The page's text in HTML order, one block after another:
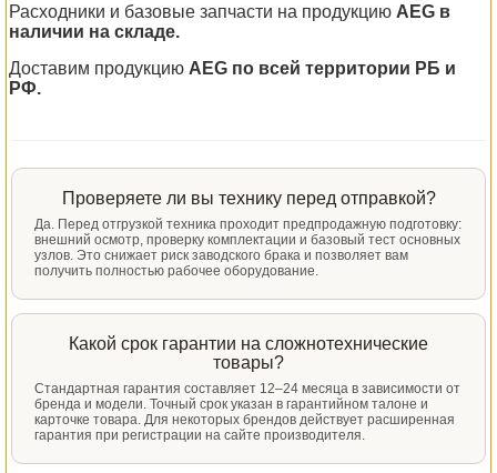
Расходники и базовые запчасти на продукцию AEG в
наличии на складе.
Доставим продукцию AEG по всей территории РБ и
РФ.
Проверяете ли вы технику перед отправкой?
Да. Перед отгрузкой техника проходит предпродажную подготовку:
внешний осмотр, проверку комплектации и базовый тест основных
узлов. Это снижает риск заводского брака и позволяет вам
получить полностью рабочее оборудование.
Какой срок гарантии на сложнотехнические
товары?
Стандартная гарантия составляет 12–24 месяца в зависимости от
бренда и модели. Точный срок указан в гарантийном талоне и
карточке товара. Для некоторых брендов действует расширенная
гарантия при регистрации на сайте производителя.